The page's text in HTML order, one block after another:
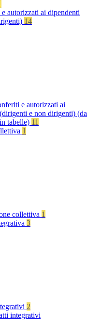
autorizzati ai dipendenti
14
e autorizzati ai
e non dirigenti) (da
tabelle) 11
1
collettiva 1
3
2
integrativi